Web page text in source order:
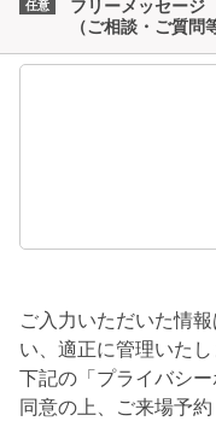
フリーメッセージ
（ご相談・ご質問
ご入力いただいた情
い、適正に管理いたし
下記の「プライバシ
同意の上、ご来場予